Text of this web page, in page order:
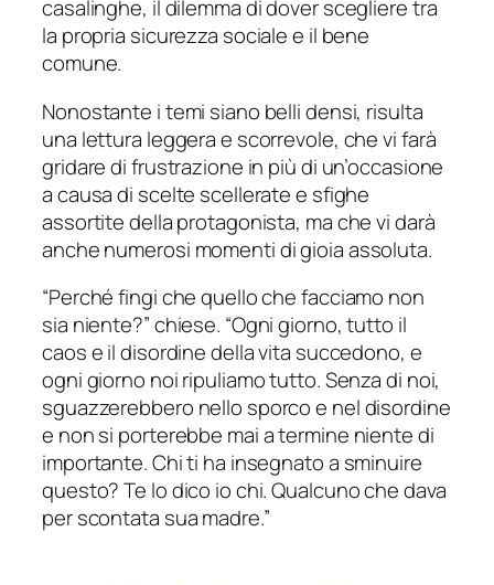
casalinghe, il dilemma di dover scegliere tra
la propria sicurezza sociale e il bene
comune.
Nonostante i temi siano belli densi, risulta
una lettura leggera e scorrevole, che vi farà
gridare di frustrazione in più di un’occasione
a causa di scelte scellerate e sfighe
assortite della protagonista, ma che vi darà
anche numerosi momenti di gioia assoluta.
“Perché fingi che quello che facciamo non
sia niente?” chiese. “Ogni giorno, tutto il
caos e il disordine della vita succedono, e
ogni giorno noi ripuliamo tutto. Senza di noi,
sguazzerebbero nello sporco e nel disordine
e non si porterebbe mai a termine niente di
importante. Chi ti ha insegnato a sminuire
questo? Te lo dico io chi. Qualcuno che dava
per scontata sua madre.”